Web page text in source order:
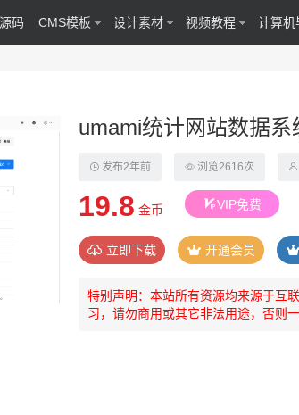
码 CMS模板 设计素材 视频教程 计算机
umami统计网站数据
发布2年前 浏览2616次
19.8 金币 VIP免费
立即下载 开通会员
特别声明：本站所有资源均来源于互
习，请勿商用或其它非法用途，否则